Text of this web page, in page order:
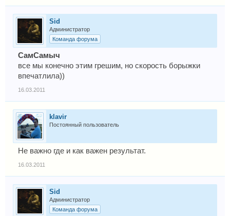
Sid
Администратор
Команда форума
СамСамыч
все мы конечно этим грешим, но скорость борыжки
впечатлила))
16.03.2011
klavir
Постоянный пользователь
Не важно где и как важен результат.
16.03.2011
Sid
Администратор
Команда форума